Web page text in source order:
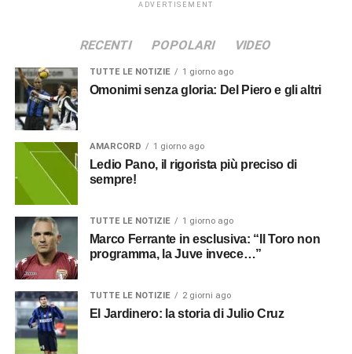
ADVERTISEMENT
RECENTI POPOLARI VIDEO
TUTTE LE NOTIZIE 1 giorno ago
Omonimi senza gloria: Del Piero e gli altri
AMARCORD 1 giorno ago
Ledio Pano, il rigorista più preciso di
sempre!
TUTTE LE NOTIZIE 1 giorno ago
Marco Ferrante in esclusiva: “Il Toro non
programma, la Juve invece…”
TUTTE LE NOTIZIE 2 giorni ago
El Jardinero: la storia di Julio Cruz